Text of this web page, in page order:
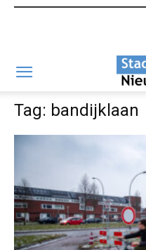
Tag: bandijklaan